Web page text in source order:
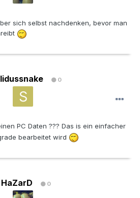
sich selbst nachdenken, bevor man
0
PC Daten ??? Das is ein einfacher
bearbeitet wird
HaZarD 0